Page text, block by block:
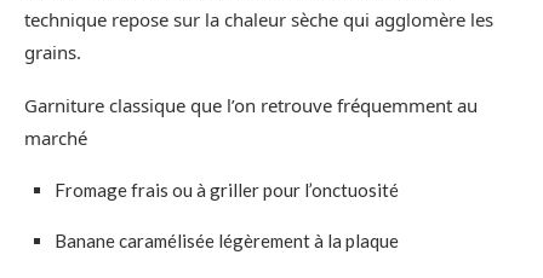
technique repose sur la chaleur sèche qui agglomère les
grains.
Garniture classique que l’on retrouve fréquemment au
marché
Fromage frais ou à griller pour l’onctuosité
Banane caramélisée légèrement à la plaque